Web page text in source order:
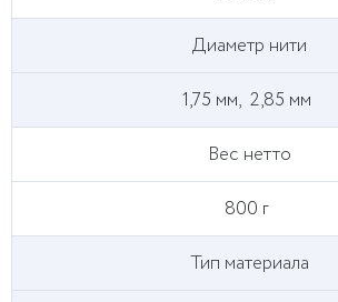
Диаметр нити
1,75 мм, 2,85 мм
Вес нетто
800 г
Тип материала